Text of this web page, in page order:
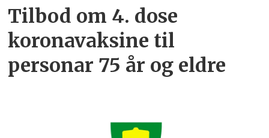
Tilbod om 4. dose
koronavaksine til
personar 75 år og eldre